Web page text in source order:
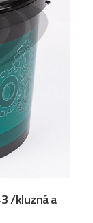
/kluzná a